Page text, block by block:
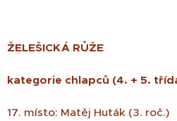
ŽELEŠICKÁ RŮŽE
kategorie chlapců (4. + 5.
17. místo: Matěj Huták (3. roč.)